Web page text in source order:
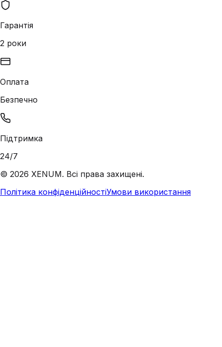
Гарантія
2 роки
Оплата
Безпечно
Підтримка
24/7
© 2026 XENUM. Всі права захищені.
Політика конфіденційностіУмови використання